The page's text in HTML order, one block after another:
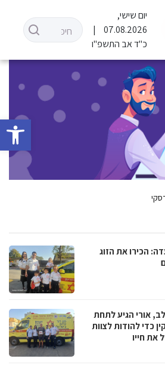
פתח
יום שישי,
07.08.2026
כ"ד אב התשפ"ו
הכירו את הזוג
אורי הגיע לתחת
כדי להודות לצוות
את חייו